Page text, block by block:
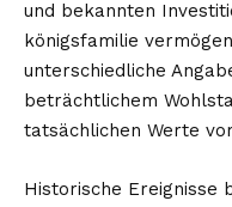
und bekannten
königsfamilie
unterschiedliche
beträchtlichem
tatsächlichen Werte
Historische Ereignisse